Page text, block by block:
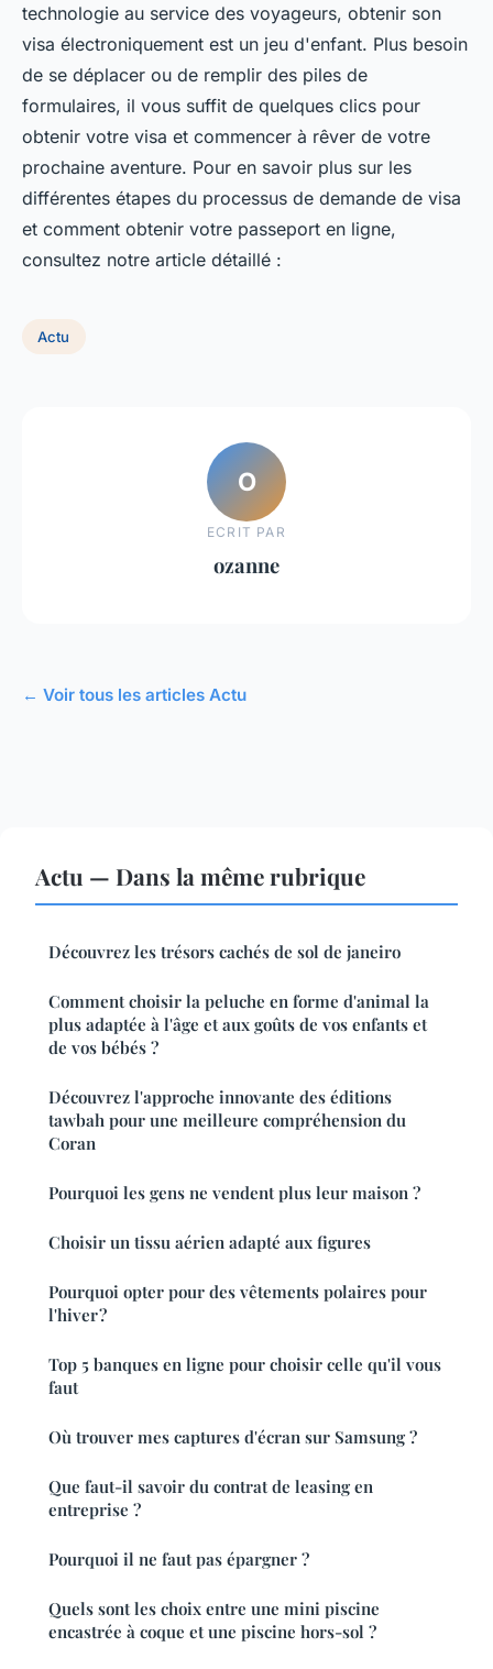
technologie au service des voyageurs, obtenir son
visa électroniquement est un jeu d'enfant. Plus besoin
de se déplacer ou de remplir des piles de
formulaires, il vous suffit de quelques clics pour
obtenir votre visa et commencer à rêver de votre
prochaine aventure. Pour en savoir plus sur les
différentes étapes du processus de demande de visa
et comment obtenir votre passeport en ligne,
consultez notre article détaillé :
Actu
O
ECRIT PAR
ozanne
← Voir tous les articles Actu
Actu — Dans la même rubrique
Découvrez les trésors cachés de sol de janeiro
Comment choisir la peluche en forme d'animal la
plus adaptée à l'âge et aux goûts de vos enfants et
de vos bébés ?
Découvrez l'approche innovante des éditions
tawbah pour une meilleure compréhension du
Coran
Pourquoi les gens ne vendent plus leur maison ?
Choisir un tissu aérien adapté aux figures
Pourquoi opter pour des vêtements polaires pour
l'hiver ?
Top 5 banques en ligne pour choisir celle qu'il vous
faut
Où trouver mes captures d'écran sur Samsung ?
Que faut-il savoir du contrat de leasing en
entreprise ?
Pourquoi il ne faut pas épargner ?
Quels sont les choix entre une mini piscine
encastrée à coque et une piscine hors-sol ?